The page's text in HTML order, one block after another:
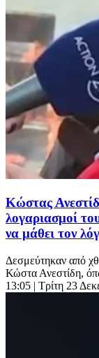
Κώστας
λογαριασμοί
να μάθει τον
Δεσμεύτηκαν από
Κώστα Ανεστίδη,
13:05 | Τρίτη 23